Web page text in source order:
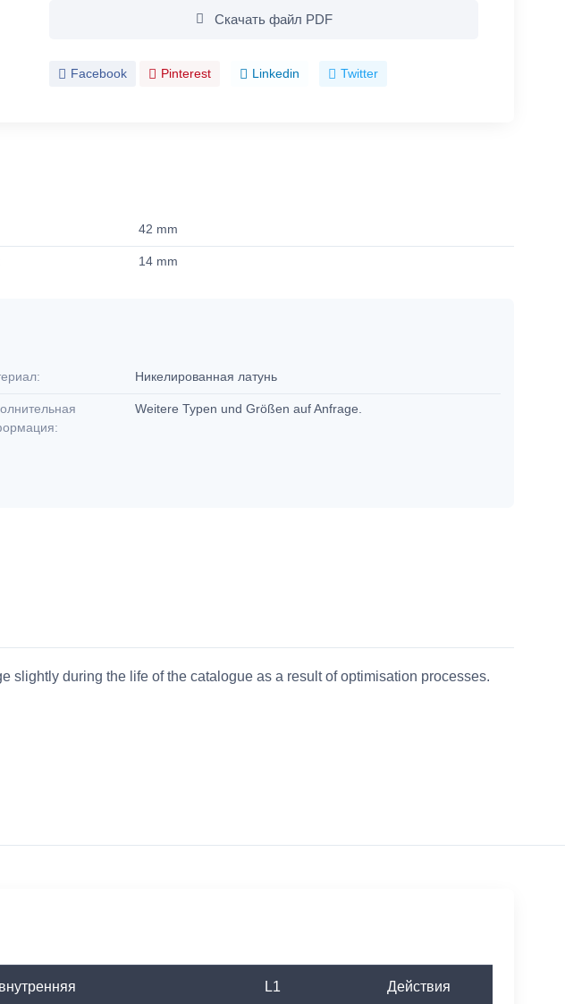
Скачать файл PDF
Facebook Pinterest Linkedin Twitter
42 mm
14 mm
Никелированная латунь
Weitere Typen und Größen auf Anfrage.
slightly during the life of the catalogue as a result of optimisation processes.
L1 Действия